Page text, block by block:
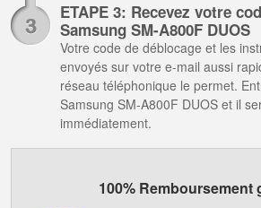
ETAPE 3: Recevez votre
Samsung SM-A800F DUOS
Votre code de déblocage et les
envoyés sur votre e-mail aussi
réseau téléphonique le permet.
Samsung SM-A800F DUOS et il
immédiatement.
100% Remboursement